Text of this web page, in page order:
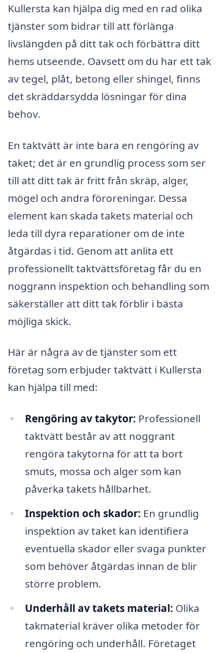
Kullersta kan hjälpa dig med en rad olika
tjänster som bidrar till att förlänga
livslängden på ditt tak och förbättra ditt
hems utseende. Oavsett om du har ett tak
av tegel, plåt, betong eller shingel, finns
det skräddarsydda lösningar för dina
behov.
En taktvätt är inte bara en rengöring av
taket; det är en grundlig process som ser
till att ditt tak är fritt från skräp, alger,
mögel och andra föroreningar. Dessa
element kan skada takets material och
leda till dyra reparationer om de inte
åtgärdas i tid. Genom att anlita ett
professionellt taktvättsföretag får du en
noggrann inspektion och behandling som
säkerställer att ditt tak förblir i bästa
möjliga skick.
Här är några av de tjänster som ett
företag som erbjuder taktvätt i Kullersta
kan hjälpa till med:
Rengöring av takytor: Professionell
taktvätt består av att noggrant
rengöra takytorna för att ta bort
smuts, mossa och alger som kan
påverka takets hållbarhet.
Inspektion och skador: En grundlig
inspektion av taket kan identifiera
eventuella skador eller svaga punkter
som behöver åtgärdas innan de blir
större problem.
Underhåll av takets material: Olika
takmaterial kräver olika metoder för
rengöring och underhåll. Företaget